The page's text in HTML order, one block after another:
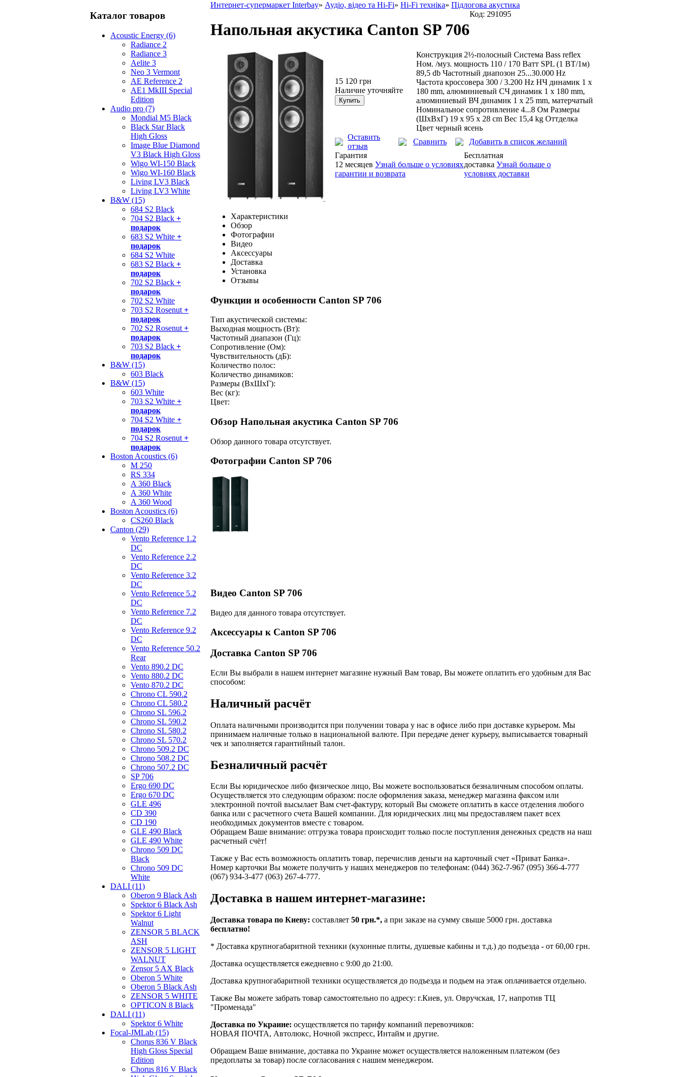
Каталог товаров
Acoustic Energy (6)
Radiance 2
Radiance 3
Aelite 3
Neo 3 Vermont
AE Reference 2
AE1 MkIII Special
Edition
Audio pro (7)
Mondial M5 Black
Black Star Black
High Gloss
Image Blue Diamond
V3 Black High Gloss
Wigo WI-150 Black
Wigo WI-160 Black
Living LV3 Black
Living LV3 White
B&W (15)
684 S2 Black
704 S2 Black +
подарок
683 S2 White +
подарок
684 S2 White
683 S2 Black +
подарок
702 S2 Black +
подарок
702 S2 White
703 S2 Rosenut +
подарок
702 S2 Rosenut +
подарок
703 S2 Black +
подарок
B&W (15)
603 Black
B&W (15)
603 White
703 S2 White +
подарок
704 S2 White +
подарок
704 S2 Rosenut +
подарок
Boston Acoustics (6)
M 250
RS 334
A 360 Black
A 360 White
A 360 Wood
Boston Acoustics (6)
CS260 Black
Canton (29)
Vento Reference 1.2
DC
Vento Reference 2.2
DC
Vento Reference 3.2
DC
Vento Reference 5.2
DC
Vento Reference 7.2
DC
Vento Reference 9.2
DC
Vento Reference 50.2
Rear
Vento 890.2 DС
Vento 880.2 DС
Vento 870.2 DС
Chrono CL 590.2
Chrono CL 580.2
Chrono SL 596.2
Chrono SL 590.2
Chrono SL 580.2
Chrono SL 570.2
Chrono 509.2 DC
Chrono 508.2 DC
Chrono 507.2 DC
SP 706
Ergo 690 DC
Ergo 670 DC
GLE 496
CD 390
CD 190
GLE 490 Black
GLE 490 White
Chrono 509 DC
Black
Chrono 509 DC
White
DALI (11)
Oberon 9 Black Ash
Spektor 6 Black Ash
Spektor 6 Light
Walnut
ZENSOR 5 BLACK
ASH
ZENSOR 5 LIGHT
WALNUT
Zensor 5 AX Black
Oberon 5 White
Oberon 5 Black Ash
ZENSOR 5 WHITE
OPTICON 8 Black
DALI (11)
Spektor 6 White
Focal-JMLab (15)
Chorus 836 V Black
High Gloss Special
Edition
Chorus 816 V Black
Интернет-супермаркет Interbay» Аудіо, відео та Hi-Fi» Hi-Fi техніка» Підлогова акустика
Напольная акустика Canton SP 706
Код: 291095
15 120 грн
Наличие уточняйте
Конструкция 2½-полосный Система Bass reflex
Ном. /муз. мощность 110 / 170 Ватт SPL (1 ВТ/1м)
89,5 db Частотный диапозон 25...30.000 Hz
Частота кроссовера 300 / 3.200 Hz НЧ динамик 1 x
180 mm, алюминиевый СЧ динамик 1 x 180 mm,
алюминиевый ВЧ динамик 1 x 25 mm, матерчатый
Номинальное сопротивление 4...8 Ом Размеры
(ШxВxГ) 19 x 95 x 28 cm Вес 15,4 kg Оттделка
Цвет черный ясень
Оставить
отзыв
Сравнить
Добавить в список желаний
Гарантия
12 месяцев Узнай больше о условиях
гарантии и возврата
Бесплатная
доставка Узнай больше о
условиях доставки
Характеристики
Обзор
Фотографии
Видео
Аксессуары
Доставка
Установка
Отзывы
Функции и особенности Canton SP 706
Тип акустической системы:
Выходная мощность (Вт):
Частотный диапазон (Гц):
Сопротивление (Ом):
Чувствительность (дБ):
Количество полос:
Количество динамиков:
Размеры (ВхШхГ):
Вес (кг):
Цвет:
Обзор Напольная акустика Canton SP 706
Обзор данного товара отсутствует.
Фотографии Canton SP 706
Видео Canton SP 706
Видео для данного товара отсутствует.
Аксессуары к Canton SP 706
Доставка Canton SP 706
Если Вы выбрали в нашем интернет магазине нужный Вам товар, Вы можете оплатить его удобным для Вас
способом:
Наличный расчёт
Оплата наличными производится при получении товара у нас в офисе либо при доставке курьером. Мы
принимаем наличные только в национальной валюте. При передаче денег курьеру, выписывается товарный
чек и заполняется гарантийный талон.
Безналичный расчёт
Если Вы юридическое либо физическое лицо, Вы можете воспользоваться безналичным способом оплаты.
Осуществляется это следующим образом: после оформления заказа, менеджер магазина факсом или
электронной почтой высылает Вам счет-фактуру, который Вы сможете оплатить в кассе отделения любого
банка или с расчетного счета Вашей компании. Для юридических лиц мы предоставляем пакет всех
необходимых документов вместе с товаром.
Обращаем Ваше внимание: отгрузка товара происходит только после поступления денежных средств на наш
расчетный счёт!
Также у Вас есть возможность оплатить товар, перечислив деньги на карточный счет «Приват Банка».
Номер карточки Вы можете получить у наших менеджеров по телефонам: (044) 362-7-967 (095) 366-4-777
(067) 934-3-477 (063) 267-4-777.
Доставка в нашем интернет-магазине:
Доставка товара по Киеву: составляет 50 грн.*, а при заказе на сумму свыше 5000 грн. доставка
бесплатно!
* Доставка крупногабаритной техники (кухонные плиты, душевые кабины и т.д.) до подъезда - от 60,00 грн.
Доставка осуществляется ежедневно с 9:00 до 21:00.
Доставка крупногабаритной техники осуществляется до подъезда и подьем на этаж оплачивается отдельно.
Также Вы можете забрать товар самостоятельно по адресу: г.Киев, ул. Овручская, 17, напротив ТЦ
"Променада"
Доставка по Украине: осуществляется по тарифу компаний перевозчиков:
НОВАЯ ПОЧТА, Автолюкс, Ночной экспресс, Интайм и другие.
Обращаем Ваше внимание, доставка по Украине может осуществляется наложенным платежом (без
предоплаты за товар) после согласования с нашим менеджером.